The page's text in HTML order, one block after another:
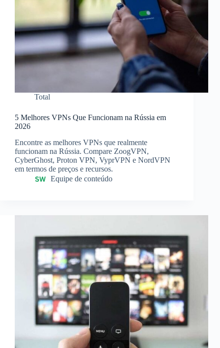
Total
5 Melhores VPNs Que Funcionam na Rússia em
2026
Encontre as melhores VPNs que realmente
funcionam na Rússia. Compare ZoogVPN,
CyberGhost, Proton VPN, VyprVPN e NordVPN
em termos de preços e recursos.
Equipe de conteúdo